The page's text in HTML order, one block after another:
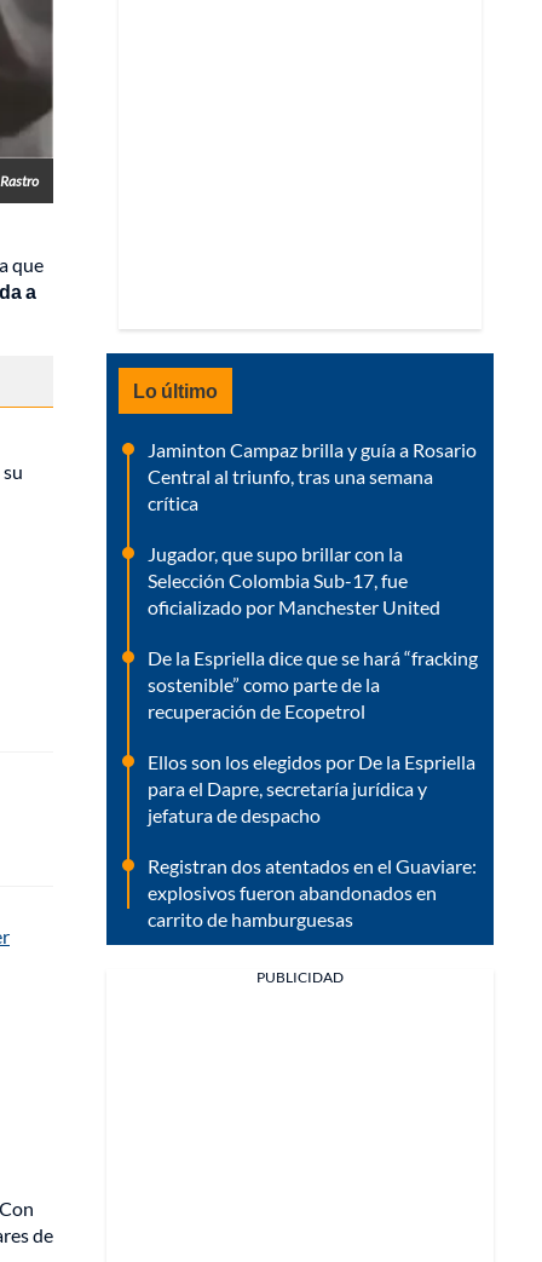
que
a
Con
de
Lo último
Jaminton Campaz brilla y guía a Rosario
Central al triunfo, tras una semana
crítica
Jugador, que supo brillar con la
Selección Colombia Sub-17, fue
oficializado por Manchester United
De la Espriella dice que se hará “fracking
sostenible” como parte de la
recuperación de Ecopetrol
Ellos son los elegidos por De la Espriella
para el Dapre, secretaría jurídica y
jefatura de despacho
Registran dos atentados en el Guaviare:
explosivos fueron abandonados en
carrito de hamburguesas
PUBLICIDAD